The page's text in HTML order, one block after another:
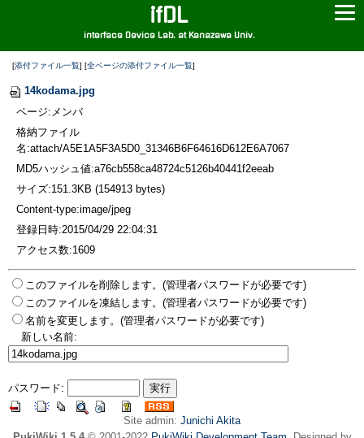
ifDL
interface Device Lab. at Kanazawa Univ.
[添付ファイル一覧] [全ページの添付ファイル一覧]
14kodama.jpg
ページ:メンバ
格納ファイル
名:attach/A5E1A5F3A5D0_31346B6F64616D612E6A7067
MD5ハッシュ値:a76cb558ca48724c5126b40441f2eeab
サイズ:151.3KB (154913 bytes)
Content-type:image/jpeg
登録日時:2015/04/29 22:04:31
アクセス数:1609
このファイルを削除します。(管理者パスワードが必要です)
このファイルを凍結します。(管理者パスワードが必要です)
名前を変更します。(管理者パスワードが必要です)
新しい名前:
パスワード:
Site admin: Junichi Akita